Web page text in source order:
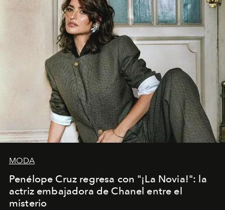
MODA
Penélope Cruz regresa con "¡La Novia!": la
actriz embajadora de Chanel entre el
misterio